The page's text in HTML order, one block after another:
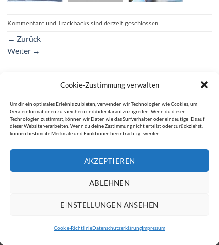
Cookie-Zustimmung verwalten
Um dir ein optimales Erlebnis zu bieten, verwenden wir Technologien wie Cookies, um
Geräteinformationen zu speichern und/oder darauf zuzugreifen. Wenn du diesen
Technologien zustimmst, können wir Daten wie das Surfverhalten oder eindeutige IDs auf
dieser Website verarbeiten. Wenn du deine Zustimmung nicht erteilst oder zurückziehst,
können bestimmte Merkmale und Funktionen beeinträchtigt werden.
AKZEPTIEREN
ABLEHNEN
EINSTELLUNGEN ANSEHEN
Cookie-RichtlinieDatenschutzerklärungImpressum
Kommentare und Trackbacks sind derzeit geschlossen.
← Zurück
Weiter →
Copyright 2026 ©ATW Automatentechnik Wartchow GmbH